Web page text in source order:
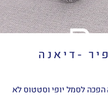
-דיאנה
הפכה לסמל יופי וסטטוס לא